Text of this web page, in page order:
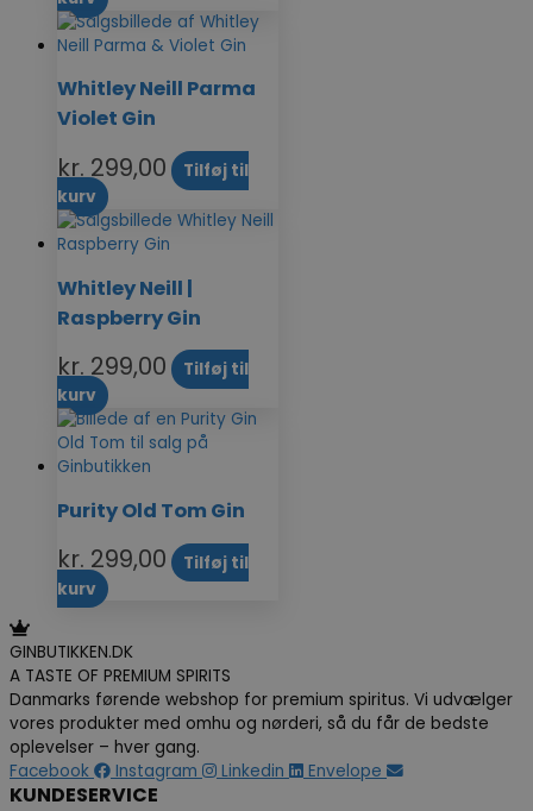
Whitley Neill Parma
Violet Gin
kr. 299,00
Tilføj til
kurv
Whitley Neill |
Raspberry Gin
kr. 299,00
Tilføj til
kurv
Purity Old Tom Gin
kr. 299,00
Tilføj til
kurv
GINBUTIKKEN.DK
A TASTE OF PREMIUM SPIRITS
Danmarks førende webshop for premium spiritus. Vi udvælger
vores produkter med omhu og nørderi, så du får de bedste
oplevelser – hver gang.
Facebook
Instagram Linkedin Envelope
KUNDESERVICE